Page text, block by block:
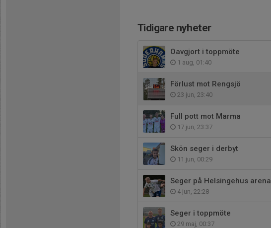
Tidigare nyheter
Oavgjort i toppmöte
1 aug, 01:40
Förlust mot Rengsjö
23 jun, 23:40
Full pott mot Marma
17 jun, 23:37
Skön seger i derbyt
11 jun, 00:29
Seger på Helsingehus arena
4 jun, 22:28
Seger i toppmöte
29 maj, 00:37